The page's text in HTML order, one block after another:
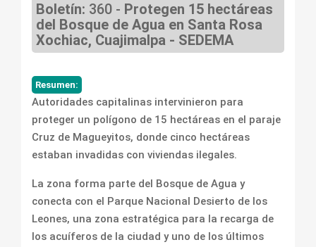
Boletín: 360 - Protegen 15 hectáreas
del Bosque de Agua en Santa Rosa
Xochiac, Cuajimalpa - SEDEMA
Resumen:
Autoridades capitalinas intervinieron para
proteger un polígono de 15 hectáreas en el paraje
Cruz de Magueyitos, donde cinco hectáreas
estaban invadidas con viviendas ilegales.
La zona forma parte del Bosque de Agua y
conecta con el Parque Nacional Desierto de los
Leones, una zona estratégica para la recarga de
los acuíferos de la ciudad y uno de los últimos